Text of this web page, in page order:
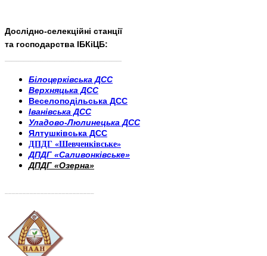
Дослідно-селекційні станції
та господарства ІБКіЦБ:
Білоцерківська ДСС
Верхняцька ДСС
Веселоподільська ДСС
Іванівська ДСС
Уладово-Люлинецька ДСС
Ялтушківська ДСС
ДПДГ «Шевченківське»
ДПДГ «Саливонківське»
ДПДГ «Озерна»